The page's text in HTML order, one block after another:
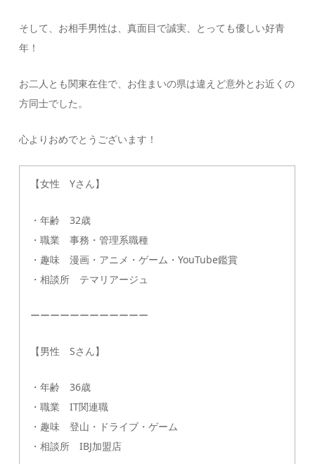
そして、お相手男性は、真面目で誠実、とっても優しい好青
年！
お二人とも関東在住で、お住まいの県は違えど意外とお近くの
方同士でした。
心よりおめでとうございます！
【女性 Yさん】
・年齢 32歳
・職業 事務・管理系職種
・趣味 漫画・アニメ・ゲーム・YouTube鑑賞
・相談所 テマリアージュ
ーーーーーーーーーーーー
【男性 Sさん】
・年齢 36歳
・職業 IT関連職
・趣味 登山・ドライブ・ゲーム
・相談所 IBJ加盟店